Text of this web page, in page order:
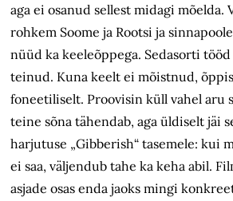
aga ei osanud sellest midagi mõelda.
rohkem Soome ja Rootsi ja
nüüd ka keeleõppega. Sedasorti
teinud. Kuna keelt ei mõistnud,
foneetiliselt. Proovisin küll vahel aru
teine sõna tähendab, aga üldiselt jäi
harjutuse „Gibberish“ tasemele: kui
ei saa, väljendub tahe ka keha abil.
asjade osas enda jaoks mingi